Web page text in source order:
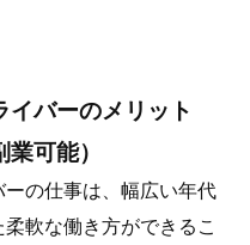
バーのメリット
可能）
の仕事は、幅広い年代
軟な働き方ができるこ